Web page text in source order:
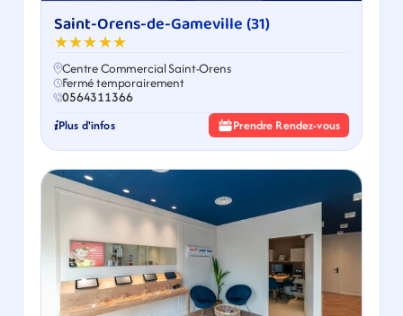
Saint-Orens-de-Gameville (31)
★★★★★
Centre Commercial Saint-Orens
Fermé temporairement
0564311366
Plus d'infos Prendre Rendez-vous